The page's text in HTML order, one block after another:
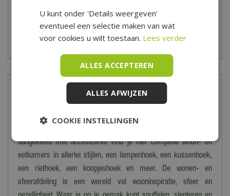
*Is alleen geldig op tuinsets, loungesets, tuinstoelen, tuintafels,
tuinbanken, ligbanken, parasols, parasolvoeten, tuinmeubel
beschermhoezen en barbecues.
Op de bovenverdieping van onze winkel bevindt zich de
aangekleed met accessoires vind je hier complete woon- en
eetkamers in allerlei stijlen, een lampenhoek, een kussenhoek,
een riethoek, een koopjeshoek en meer. De wonen- en
sfeerafdeling is een wereld vol wooninspiratie, sfeer en
U kunt onder 'Details weergeven'
eventueel een selectie maken van wat
voor cookies u wilt toestaan. Lees verder
ALLES ACCEPTEREN
ALLES AFWIJZEN
COOKIE INSTELLINGEN